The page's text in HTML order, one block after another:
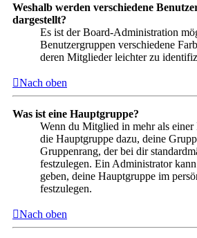
Weshalb werden verschiedene
dargestellt?
Es ist der Board-Administration
Benutzergruppen verschiedene
deren Mitglieder leichter zu
Nach oben
Was ist eine Hauptgruppe?
Wenn du Mitglied in mehr als
die Hauptgruppe dazu, deine
Gruppenrang, der bei dir
festzulegen. Ein Administrator
geben, deine Hauptgruppe im
festzulegen.
Nach oben